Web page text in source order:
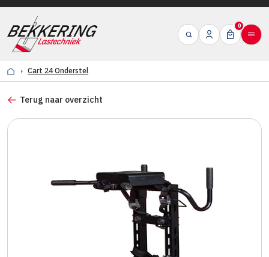
0
Cart 24 Onderstel
Terug naar overzicht